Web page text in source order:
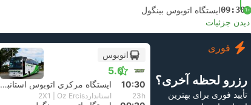
+1
09:30ایستگاه اتوبوس بینگول
دیدن جزئیات
فوری
رزرو لحظه آخری؟
تأیید فوری برای بهترین
اتوبوس
5.0
10:30 ایستگاه مرکزی اتوبوس استانبول
23h استاندارد2X1 | Oz Ercis